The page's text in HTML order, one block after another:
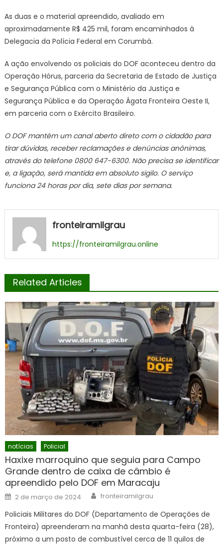
As duas e o material apreendido, avaliado em
aproximadamente R$ 425 mil, foram encaminhados à
Delegacia da Polícia Federal em Corumbá.
A ação envolvendo os policiais do DOF aconteceu dentro da
Operação Hórus, parceria da Secretaria de Estado de Justiça
e Segurança Pública com o Ministério da Justiça e
Segurança Pública e da Operação Ágata Fronteira Oeste II,
em parceria com o Exército Brasileiro.
O DOF mantém um canal aberto direto com o cidadão para
tirar dúvidas, receber reclamações e denúncias anônimas,
através do telefone 0800 647-6300. Não precisa se identificar
e, a ligação, será mantida em absoluto sigilo. O serviço
funciona 24 horas por dia, sete dias por semana.
fronteiramilgrau
https://fronteiramilgrau.online
Related Articles
notícias Policial
Haxixe marroquino que seguia para Campo
Grande dentro de caixa de câmbio é
apreendido pelo DOF em Maracaju
Posted
on
2 de março de 2024 Author
fronteiramilgrau
Policiais Militares do DOF (Departamento de Operações de
Fronteira) apreenderam na manhã desta quarta-feira (28),
próximo a um posto de combustível cerca de 11 quilos de